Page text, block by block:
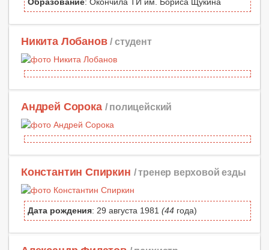
Никита Лобанов / студент
Андрей Сорока / полицейский
Константин Спиркин / тренер верховой езды
Дата рождения: 29 августа 1981 (44 года)